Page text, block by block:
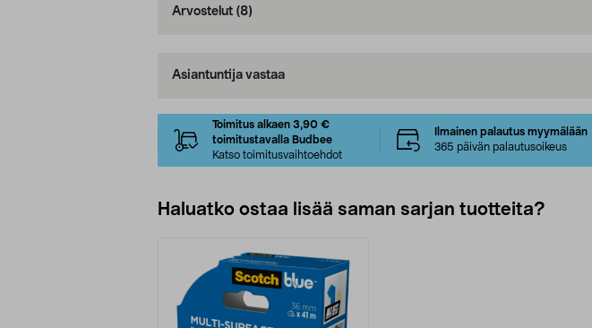
Arvostelut (8)
Asiantuntija vastaa
Toimitus alkaen 3,90 €
toimitustavalla Budbee
Katso toimitusvaihtoehdot
Ilmainen palautus myymälään
365 päivän palautusoikeus
Haluatko ostaa lisää saman sarjan tuotteita?